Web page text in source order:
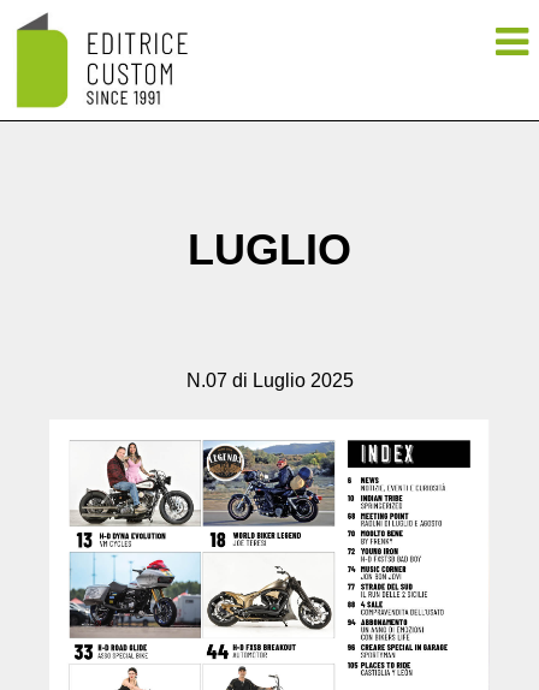
LUGLIO
N.07 di Luglio 2025